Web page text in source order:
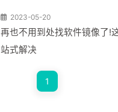
2023-05-20
再也不用到处找软件镜像了!
站式解决
1